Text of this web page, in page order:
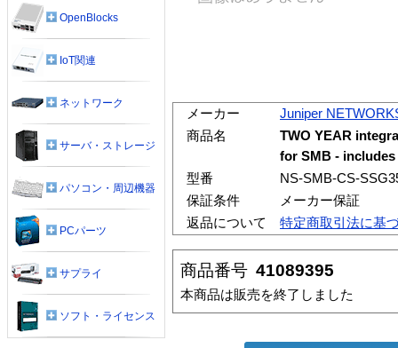
メーカー
Juniper
商品名
TWO YEAR
for SMB - includes
型番
NS-SMB-CS-
保証条件
メーカー保証
返品について
特定商取引法に基
商品番号 41089395
本商品は販売を終了しました
OpenBlocks
IoT関連
ネットワーク
サーバ・ストレージ
パソコン・周辺機器
PCパーツ
サプライ
ソフト・ライセンス